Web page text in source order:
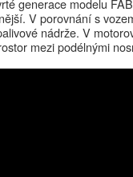
generace modelu
V porovnání s
nádrže. V
mezi podélnými